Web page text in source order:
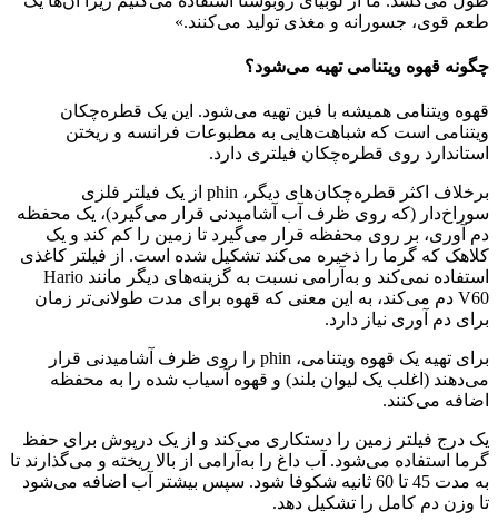
طعم قوی، جسورانه و مغذی تولید می‌کنند.»
چگونه قهوه ویتنامی تهیه می‌شود؟
قهوه ویتنامی همیشه با فین تهیه می‌شود. این یک قطره‌چکان
ویتنامی است که شباهت‌هایی به مطبوعات فرانسه و ریختن
استاندارد روی قطره‌چکان فیلتری دارد.
برخلاف اکثر قطره‌چکان‌های دیگر، phin از یک فیلتر فلزی
سوراخ‌دار (که روی ظرف آب آشامیدنی قرار می‌گیرد)، یک محفظه
دم آوری، بر روی محفظه قرار می‌گیرد تا زمین را کم کند و یک
کلاهک که گرما را ذخیره می‌کند تشکیل شده است. از فیلتر کاغذی
استفاده نمی‌کند و به‌آرامی نسبت به گزینه‌های دیگر مانند Hario
V60 دم می‌کند، به این معنی که قهوه برای مدت طولانی‌تر زمان
برای دم آوری نیاز دارد.
برای تهیه یک قهوه ویتنامی، phin را روی ظرف آشامیدنی قرار
می‌دهند (اغلب یک لیوان بلند) و قهوه آسیاب شده را به محفظه
اضافه می‌کنند.
یک درج فیلتر زمین را دستکاری می‌کند و از یک درپوش برای حفظ
گرما استفاده می‌شود. آب داغ را به‌آرامی از بالا ریخته و می‌گذارند تا
به مدت 45 تا 60 ثانیه شکوفا شود. سپس بیشتر آب اضافه می‌شود
تا وزن دم کامل را تشکیل دهد.